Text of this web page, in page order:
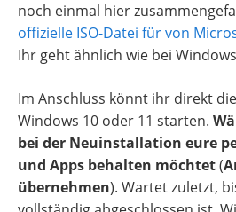
noch einmal hier
offizielle ISO-Datei für von
Ihr geht ähnlich wie bei
Im Anschluss könnt ihr direkt
Windows 10 oder 11 starten.
bei der Neuinstallation eure
und Apps behalten möchtet(
übernehmen). Wartet zuletzt,